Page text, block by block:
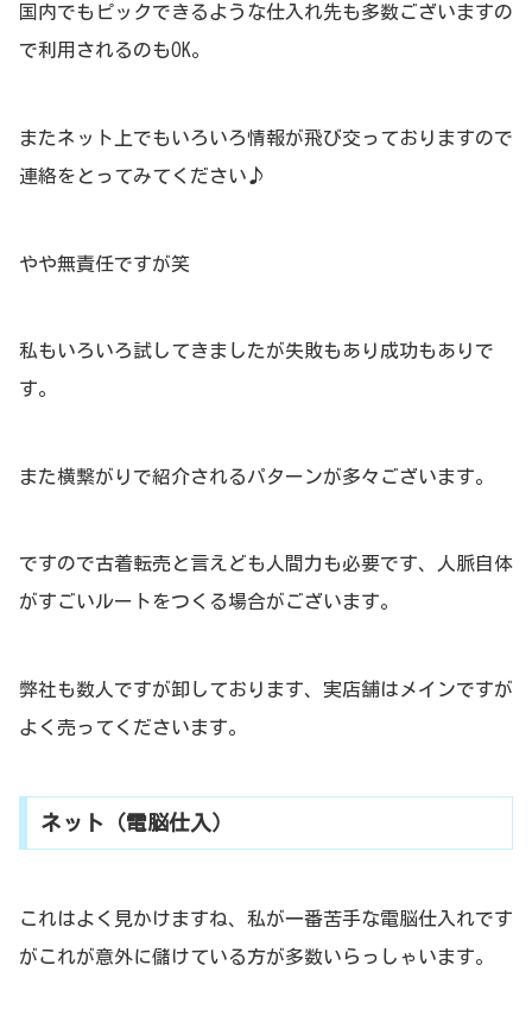
国内でもピックできるような仕入れ先も多数ございますの
で利用されるのもOK。
またネット上でもいろいろ情報が飛び交っておりますので
連絡をとってみてください♪
やや無責任ですが笑
私もいろいろ試してきましたが失敗もあり成功もありで
す。
また横繋がりで紹介されるパターンが多々ございます。
ですので古着転売と言えども人間力も必要です、人脈自体
がすごいルートをつくる場合がございます。
弊社も数人ですが卸しております、実店舗はメインですが
よく売ってくださいます。
ネット（電脳仕入）
これはよく見かけますね、私が一番苦手な電脳仕入れです
がこれが意外に儲けている方が多数いらっしゃいます。